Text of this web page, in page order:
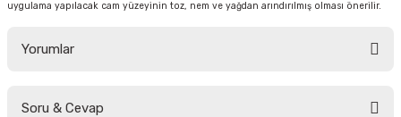
uygulama yapılacak cam yüzeyinin toz, nem ve yağdan arındırılmış olması önerilir.
Yorumlar
Soru & Cevap